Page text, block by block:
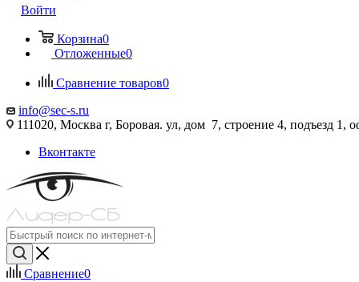
Войти
Корзина0
Отложенные0
Сравнение товаров0
info@sec-s.ru
111020, Москва г, Боровая. ул, дом 7, строение 4, подъезд 1,
Вконтакте
Сравнение0